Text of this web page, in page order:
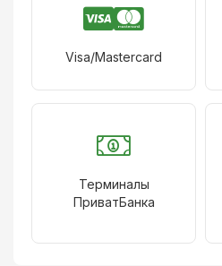
Visa/Mastercard
Терминалы
ПриватБанка